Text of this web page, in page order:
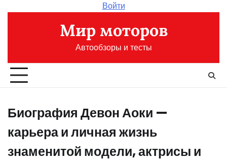
Войти
Мир моторов
Автообзоры и тесты
Биография Девон Аоки —
карьера и личная жизнь
знаменитой модели, актрисы и